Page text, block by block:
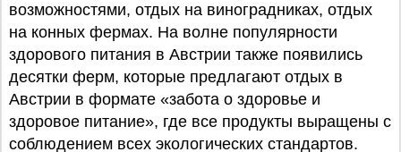
возможностями, отдых на виноградниках, отдых
на конных фермах. На волне популярности
здорового питания в Австрии также появились
десятки ферм, которые предлагают отдых в
Австрии в формате «забота о здоровье и
здоровое питание», где все продукты выращены с
соблюдением всех экологических стандартов.